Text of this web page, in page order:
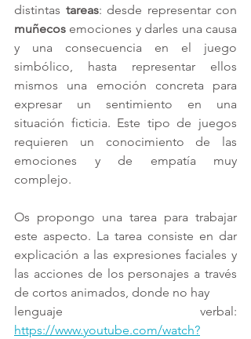
distintas tareas
muñecos emociones y darles una causa
y una consecuencia en el juego
simbólico, hasta representar ellos
mismos una emoción concreta para
expresar un sentimiento en una
situación ficticia. Este tipo de juegos
requieren un conocimiento de las
emociones y de empatía muy
complejo.
Os propongo una tarea para trabajar
este aspecto. La tarea consiste en dar
explicación a las expresiones faciales y
las acciones de los personajes a través
de cortos animados, donde no hay
https://www.youtube.com/watch?